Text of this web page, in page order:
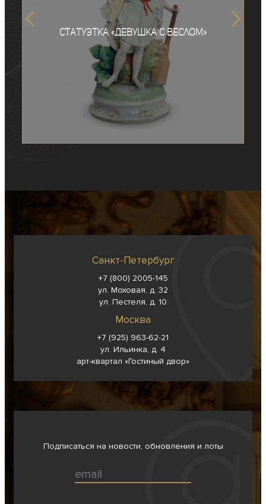
Статуэтка «Девушка с веслом»
Санкт-Петербург
+7 (800) 2005-145
ул. Моховая, д. 32
ул. Пестеля, д. 10
Москва
+7 (925) 963-62-21
ул. Ильинка, д. 4
арт-квартал «Гостиный двор»
Подписаться на новости, обновления и лоты